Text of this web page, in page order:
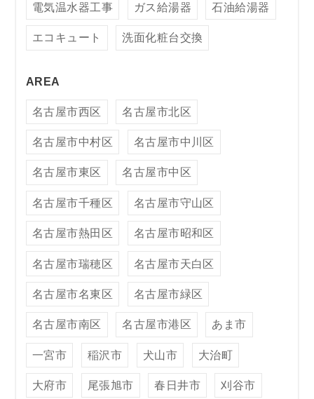
電気温水器工事 ガス給湯器 石油給湯器
エコキュート 洗面化粧台交換
AREA
名古屋市西区 名古屋市北区
名古屋市中村区 名古屋市中川区
名古屋市東区 名古屋市中区
名古屋市千種区 名古屋市守山区
名古屋市熱田区 名古屋市昭和区
名古屋市瑞穂区 名古屋市天白区
名古屋市名東区 名古屋市緑区
名古屋市南区 名古屋市港区 あま市
一宮市 稲沢市 犬山市 大治町
大府市 尾張旭市 春日井市 刈谷市